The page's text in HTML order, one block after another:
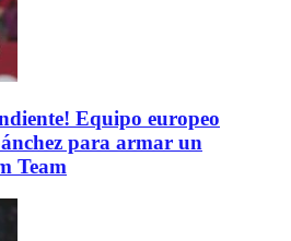
Equipo europeo
para armar un
Team